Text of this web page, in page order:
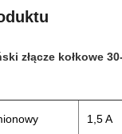
złącze kołkowe
1,5 A